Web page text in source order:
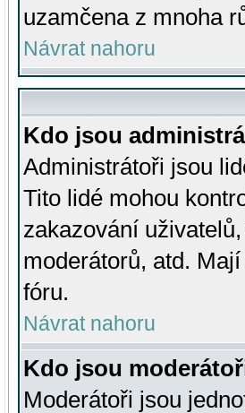
uzamčena z mnoha
Návrat nahoru
Kdo jsou
Administrátoři jsou
Tito lidé mohou
zakazování
moderátorů, atd.
fóru.
Návrat nahoru
Kdo jsou
Moderátoři jsou